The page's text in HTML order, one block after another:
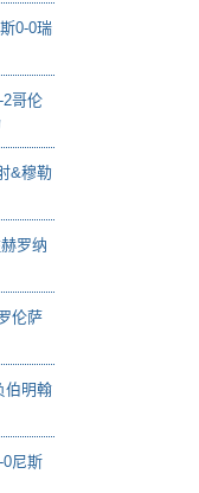
0-0瑞
2哥伦
&穆勒
罗纳
伦萨
伯明翰
0尼斯